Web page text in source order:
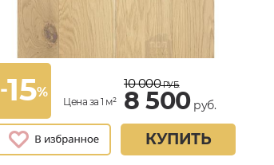
-15%
Цена за 1 м²
10 000РУБ.
8 500руб.
КУПИТЬ